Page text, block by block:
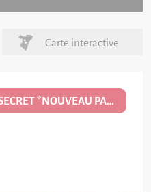
Carte interactive
LA TAVERNE DU VILLAGE SECRET *NOUVEAU PARTENAIRE EDITION 2026/27*